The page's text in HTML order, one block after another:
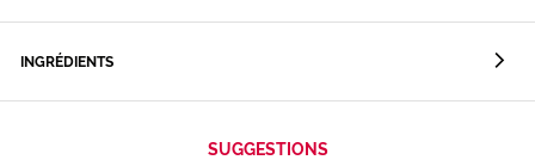
INGRÉDIENTS
SUGGESTIONS